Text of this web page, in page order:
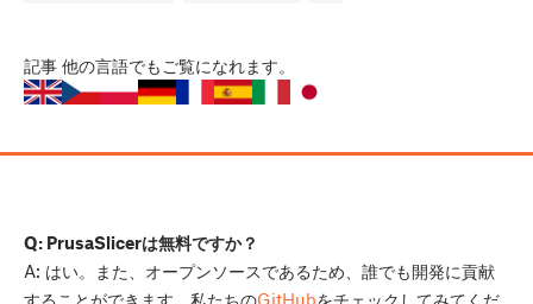
記事 他の言語でもご覧になれます。
Q: PrusaSlicerは無料ですか？
A: はい。また、オープンソースであるため、誰でも開発に貢献
することができます。私たちのGitHubをチェックしてみてくだ